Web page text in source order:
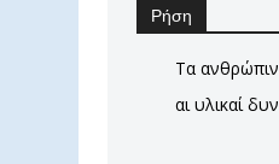
Ρήση
Τα
αι υλικαί